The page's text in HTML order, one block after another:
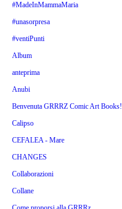
#MadeInMammaMaria
#unasorpresa
#ventiPunti
Album
anteprima
Anubi
Benvenuta GRRRZ Comic Art Books!
Calipso
CEFALEA - Mare
CHANGES
Collaborazioni
Collane